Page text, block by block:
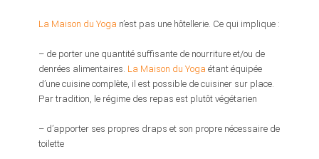
La Maison du Yoga n’est pas une hôtellerie. Ce qui implique :
– de porter une quantité suffisante de nourriture et/ou de
denrées alimentaires. La Maison du Yoga étant équipée
d’une cuisine complète, il est possible de cuisiner sur place.
Par tradition, le régime des repas est plutôt végétarien
– d’apporter ses propres draps et son propre nécessaire de
toilette